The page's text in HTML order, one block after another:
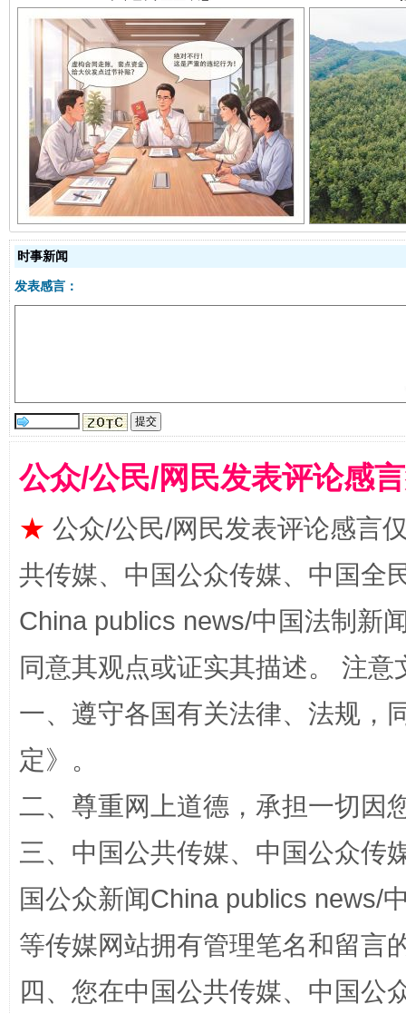
揭开“小金库”的免责幌子
阿坝州三大球赛在茂县开幕 规模
时事新闻
发表感言：
公众/公民/网民发表评论感
★ 公众/公民/网民发表评论感言
共传媒、中国公众传媒、中国全
China publics news/中国法制新
同意其观点或证实其描述。 注
一、遵守各国有关法律、法规，
定》。
二、尊重网上道德，承担一切因
三、中国公共传媒、中国公众传
国公众新闻China publics news/
等传媒网站拥有管理笔名和留言
四、您在中国公共传媒、中国公